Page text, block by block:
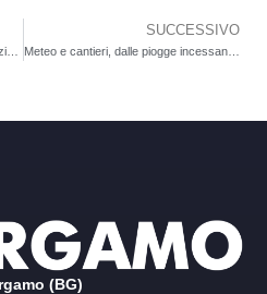
SUCCESSIVO
Meteo e cantieri, dalle piogge incessanti al caldo attuale. Quanto influisce il clima avverso sulla cassa integrazione edile? I dati di Bergamo
(BG)